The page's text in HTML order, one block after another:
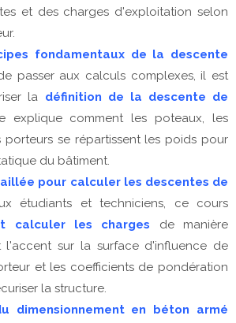
et des charges d'exploitation selon
fondamentaux de la descente
passer aux calculs complexes, il est
la définition de la descente de
explique comment les poteaux, les
porteurs se répartissent les poids pour
du bâtiment.
pour calculer les descentes de
étudiants et techniciens, ce cours
calculer les charges de manière
l'accent sur la surface d'influence de
et les coefficients de pondération
la structure.
dimensionnement en béton armé